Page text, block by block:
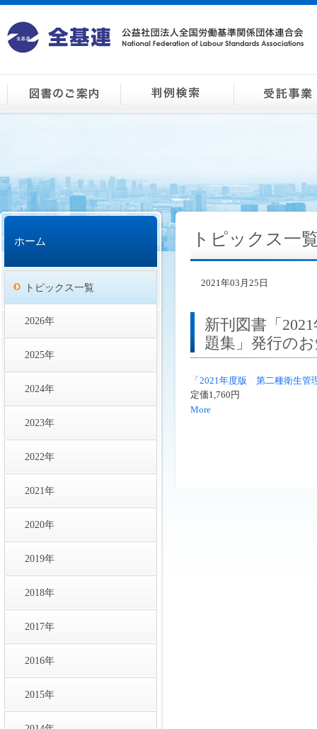
ホーム
トピックス一覧
2026年
2025年
2024年
2023年
2022年
2021年
2020年
2019年
2018年
2017年
2016年
2015年
トピックス一
2021年03月25日
新刊図書「
題集」発行の
「2021年度版 第二種衛生管
定価1,760円
More